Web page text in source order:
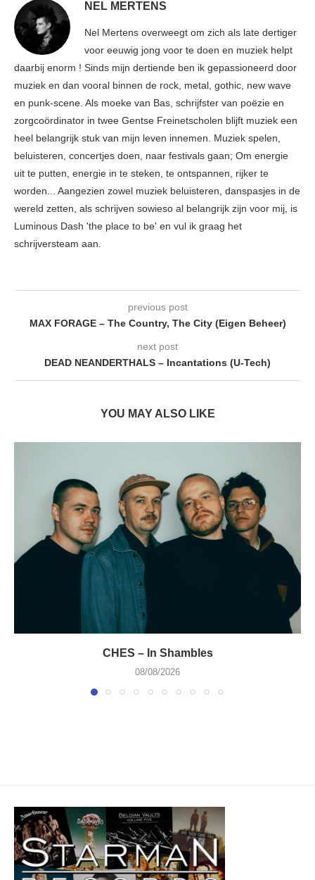
NEL MERTENS
Nel Mertens overweegt om zich als late dertiger
voor eeuwig jong voor te doen en muziek helpt
daarbij enorm ! Sinds mijn dertiende ben ik gepassioneerd door
muziek en dan vooral binnen de rock, metal, gothic, new wave
en punk-scene. Als moeke van Bas, schrijfster van poëzie en
zorgcoördinator in twee Gentse Freinetscholen blijft muziek een
heel belangrijk stuk van mijn leven innemen. Muziek spelen,
beluisteren, concertjes doen, naar festivals gaan; Om energie
uit te putten, energie in te steken, te ontspannen, rijker te
worden... Aangezien zowel muziek beluisteren, danspasjes in de
wereld zetten, als schrijven sowieso al belangrijk zijn voor mij, is
Luminous Dash 'the place to be' en vul ik graag het
schrijversteam aan.
previous post
MAX FORAGE – The Country, The City (Eigen Beheer)
next post
DEAD NEANDERTHALS – Incantations (U-Tech)
YOU MAY ALSO LIKE
CHES – In Shambles
08/08/2026